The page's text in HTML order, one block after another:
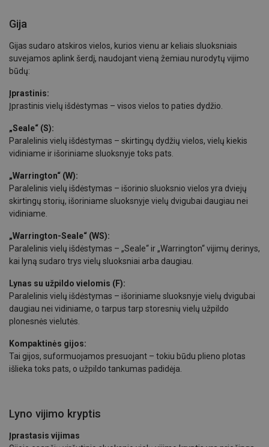
Gija
Gijas sudaro atskiros vielos, kurios vienu ar keliais sluoksniais
suvejamos aplink šerdį, naudojant vieną žemiau nurodytų vijimo
būdų:
Įprastinis:
Įprastinis vielų išdėstymas – visos vielos to paties dydžio.
„Seale“ (S):
Paralelinis vielų išdėstymas – skirtingų dydžių vielos, vielų kiekis
vidiniame ir išoriniame sluoksnyje toks pats.
„Warrington“ (W):
Paralelinis vielų išdėstymas – išorinio sluoksnio vielos yra dviejų
skirtingų storių, išoriniame sluoksnyje vielų dvigubai daugiau nei
vidiniame.
„Warrington-Seale“ (WS):
Paralelinis vielų išdėstymas – „Seale“ ir „Warrington“ vijimų derinys,
kai lyną sudaro trys vielų sluoksniai arba daugiau.
Lynas su užpildo vielomis (F):
Paralelinis vielų išdėstymas – išoriniame sluoksnyje vielų dvigubai
daugiau nei vidiniame, o tarpus tarp storesnių vielų užpildo
plonesnės vielutės.
Kompaktinės gijos:
Tai gijos, suformuojamos presuojant – tokiu būdu plieno plotas
išlieka toks pats, o užpildo tankumas padidėja.
Lyno vijimo kryptis
Įprastasis vijimas